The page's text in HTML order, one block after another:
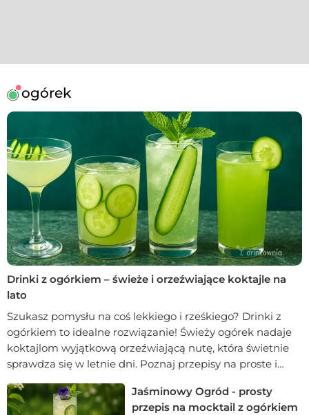
ogórek
Drinki z ogórkiem – świeże i orzeźwiające koktajle na
lato
Szukasz pomysłu na coś lekkiego i rześkiego? Drinki z
ogórkiem to idealne rozwiązanie! Świeży ogórek nadaje
koktajlom wyjątkową orzeźwiającą nutę, która świetnie
sprawdza się w letnie dni. Poznaj przepisy na proste i
i bezalkoholowe.
Jaśminowy Ogród - prosty
przepis na mocktail z ogórkiem